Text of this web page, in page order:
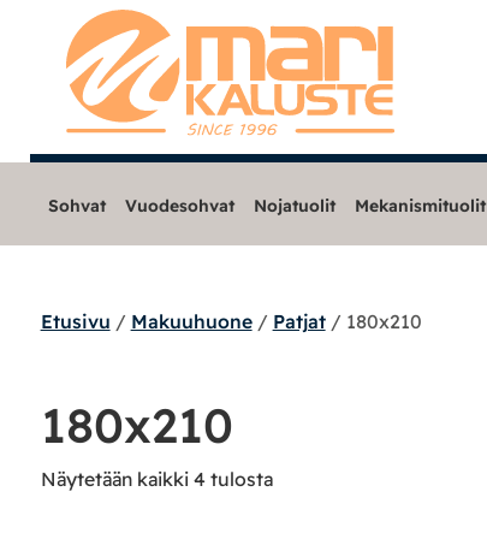
Sohvat
Nojatuolit
Mekanismituolit
Sohvat Vuodesohvat Nojatuolit Mekanismituolit
Etusivu / Makuuhuone/ Patjat/ 180x210
180x210
Näytetään kaikki 4 tulosta